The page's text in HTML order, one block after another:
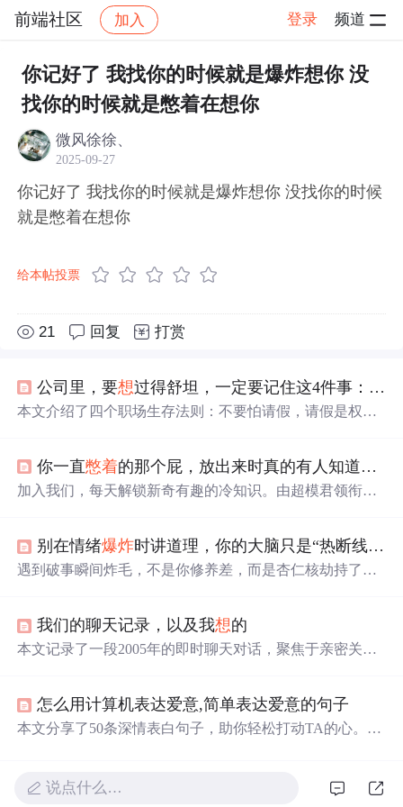
前端社区 加入 登录 频道
社区 前端社区 感慨 帖子详情
你记好了 我找你的时候就是爆炸想你 没
找你的时候就是憋着在想你
微风徐徐、
2025-09-27
你记好了 我找你的时候就是爆炸想你 没找你的时候
就是憋着在想你
给本帖投票
21 回复 打赏
公司里，要想过得舒坦，一定要记住这4件事：1、不要怕请假；2、工作量太重，要提出来；3、工作受了委屈，别
本文介绍了四个职场生存法则：不要怕请假，请假是权
方式方法。适度表达、请假和拒绝，才能成为职场聪明
人。
你一直憋着的那个屁，放出来时真的有人知道吗？我先告诉你
加入我们，每天解锁新奇有趣的冷知识。由超模君领衔，
别在情绪爆炸时讲道理，你的大脑只是“热断线”了
遇到破事瞬间炸毛，不是你修养差，而是杏仁核劫持了大
（冷水/视觉刺激）和长呼气，强制降温重启。
我们的聊天记录，以及我想的
本文记录了一段2005年的即时聊天对话，聚焦于亲密关系
题，并触及情感耗竭、自我边界意识觉醒及关系本质的哲
学反思。内容涉及情绪管理、人际反馈机制、依恋表达方
怎么用计算机表达爱意,简单表达爱意的句子
本文分享了50条深情表白句子，助你轻松打动TA的心。从
确幸，这里都有灵感。
说点什么…